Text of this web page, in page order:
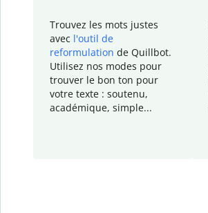
Trouvez les mots justes
avec l'outil de
reformulation de Quillbot.
Utilisez nos modes pour
trouver le bon ton pour
votre texte : soutenu,
académique, simple...